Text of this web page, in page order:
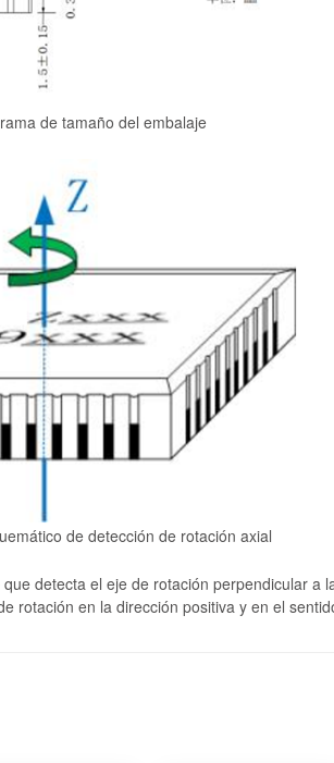
de tamaño del embalaje
de detección de rotación axial
detecta el eje de rotación perpendicular a
rotación en la dirección positiva y en el